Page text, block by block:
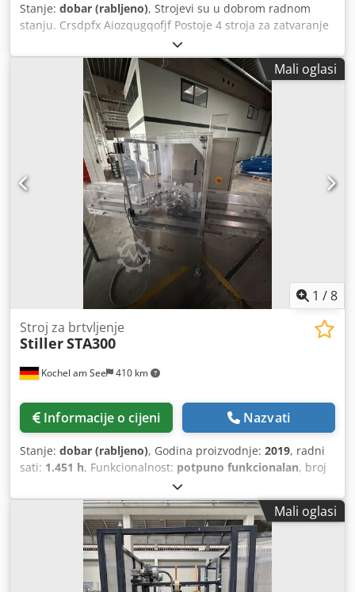
Stanje: dobar (rabljeno), Strojevi su u dobrom radnom
stanju. Crsdpfx Aiozqugqofjf Postoje 4 stroja za zatvaranje
Mali oglasi
1 /8
Kochel am See 410 km
Stroj za brtvljenje
StillerSTA300
Informacije o cijeni Nazvati
Stanje: dobar (rabljeno), Godina proizvodnje: 2019, radni
sati: 1.451 h, Funkcionalnost: potpuno funkcionalan, broj
, ukupna masa:
3000, proizvodnja 2019., s malim brojem radnih sati.
Credszlgqqjpfx Aifef Uređaj dolazi s kalupima za formate
99/119 mm, 73/110 mm i 73/58 mm, što znači za pakiranje
u hrpe limenki od 800 g, 400 g i 200 g. Uređaj radi
besprijekorno, no oštrica za rezanje poklopca mora se
povremeno zamijeniti.
Mali oglasi